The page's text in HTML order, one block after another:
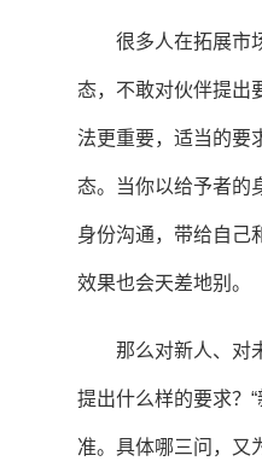
很多人在拓展市
态，不敢对伙伴提出
法更重要，适当的要
态。当你以给予者的
身份沟通，带给自己
效果也会天差地别。
那么对新人、对
提出什么样的要求？
准。具体哪三问，又